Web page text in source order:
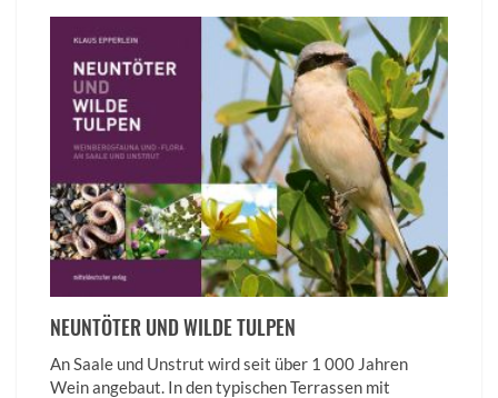
NEUNTÖTER UND WILDE TULPEN
An Saale und Unstrut wird seit über 1 000 Jahren
Wein angebaut. In den typischen Terrassen mit